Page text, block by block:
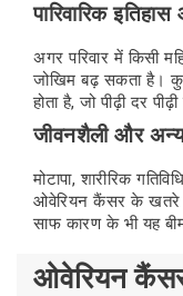
पारिवारिक
अगर परिवार में किसी
जोखिम बढ़ सकता है।
होता है, जो पीढ़ी दर
जीवनशैली और
मोटापा, शारीरिक
ओवेरियन कैंसर के खतरे
साफ कारण के भी यह
ओवेरियन